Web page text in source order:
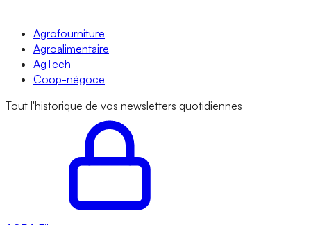
Agrofourniture
Agroalimentaire
AgTech
Coop-négoce
Tout l'historique de vos newsletters quotidiennes